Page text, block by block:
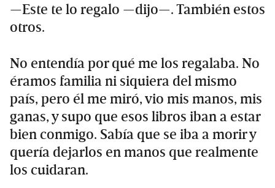
—Este te lo regalo —dijo—. También estos
otros.
No entendía por qué me los regalaba. No
éramos familia ni siquiera del mismo
país, pero él me miró, vio mis manos, mis
ganas, y supo que esos libros iban a estar
bien conmigo. Sabía que se iba a morir y
quería dejarlos en manos que realmente
los cuidaran.